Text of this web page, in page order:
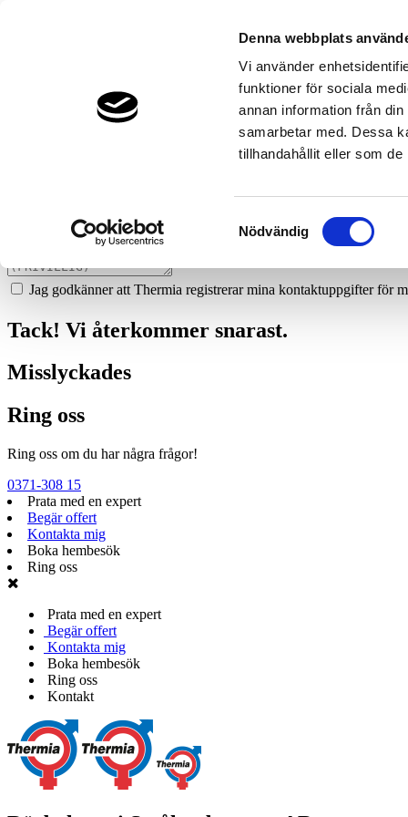
Denna webbplats
Vi använder
funktioner för sociala
annan information från
samarbetar med. Dessa
tillhandahållit eller som
Samtyckesval
Nödvändig
Vi ger dig gärna goda råd - helt kostnadsfritt.
Vi hjälper dig att räkna ut mycket du kan spara med en värmepump!
Jag godkänner att Thermia registrerar mina kontaktuppgifter för
Tack! Vi återkommer snarast.
Misslyckades
Ring oss
Ring oss om du har några frågor!
0371-308 15
Prata med en expert
Begär offert
Kontakta mig
Boka hembesök
Ring oss
Prata med en expert
Begär offert
Kontakta mig
Boka hembesök
Ring oss
Kontakt